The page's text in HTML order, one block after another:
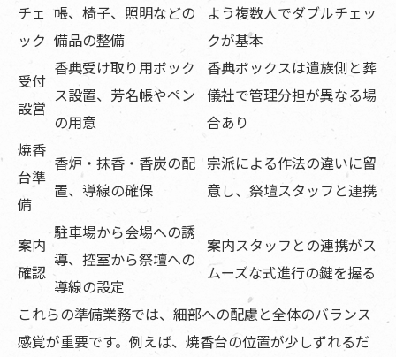
チェ
ック
帳、椅子、照明などの
備品の整備
よう複数人でダブルチェッ
クが基本
受付
設営
香典受け取り用ボック
ス設置、芳名帳やペン
の用意
香典ボックスは遺族側と葬
儀社で管理分担が異なる場
合あり
焼香
台準
備
香炉・抹香・香炭の配
置、導線の確保
宗派による作法の違いに留
意し、祭壇スタッフと連携
案内
確認
駐車場から会場への誘
導、控室から祭壇への
導線の設定
案内スタッフとの連携がス
ムーズな式進行の鍵を握る
これらの準備業務では、細部への配慮と全体のバランス
感覚が重要です。例えば、焼香台の位置が少しずれるだ